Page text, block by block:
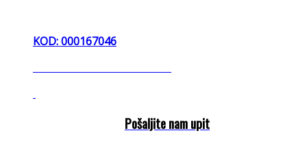
KOD: 000167046
Pošaljite nam upit